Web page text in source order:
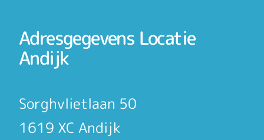
Adresgegevens Locatie
Andijk
Sorghvlietlaan 50
1619 XC Andijk